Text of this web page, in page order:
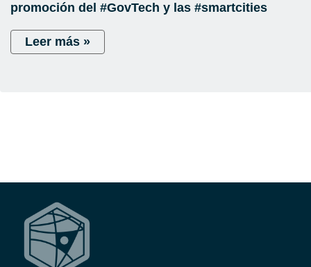
promoción del #GovTech y las #smartcities
Leer más »